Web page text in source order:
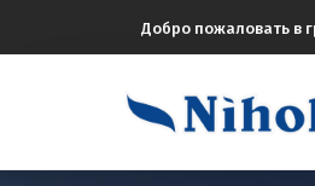
Добро пожаловать в